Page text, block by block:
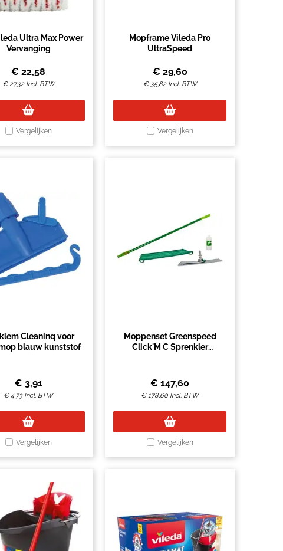
Ultra Max Power
Vervanging
€ 22,58
€27,32 Incl. BTW
Vergelijken
Mopframe Vileda Pro
UltraSpeed
€ 29,60
€ 35,82 Incl. BTW
Vergelijken
Cleaninq voor
blauw kunststof
€ 3,91
€4,73 Incl. BTW
Vergelijken
Moppenset Greenspeed
Click'M C Sprenkler
€ 147,60
€178,60 Incl. BTW
Vergelijken